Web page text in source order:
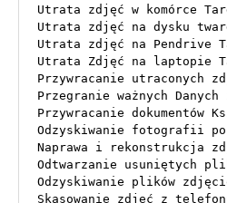
Utrata zdjęć w komórce
Utrata zdjęć na dysku
Utrata zdjęć na Pendrive
Utrata Zdjęć na laptopie
Przywracanie utraconych
Przegranie ważnych
Przywracanie dokumentów
Odzyskiwanie fotografii po
Naprawa i rekonstrukcja
Odtwarzanie usuniętych
Odzyskiwanie plików
Skasowanie zdjęć z